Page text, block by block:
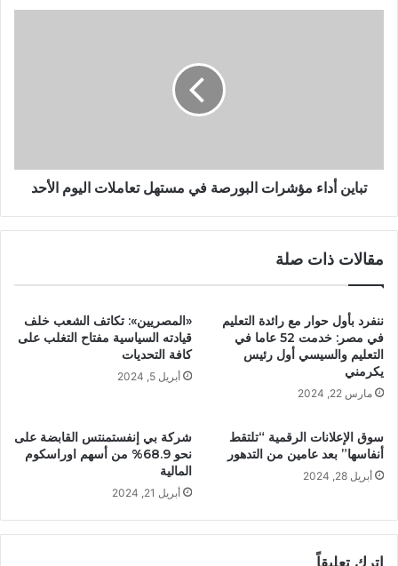
تباين أداء مؤشرات البورصة في مستهل تعاملات اليوم الأحد
مقالات ذات صلة
ننفرد بأول حوار مع رائدة التعليم
في مصر: خدمت 52 عاما في
التعليم والسيسي أول رئيس
يكرمني
مارس 22, 2024
«المصريين»: تكاتف الشعب خلف
قيادته السياسية مفتاح التغلب على
كافة التحديات
أبريل 5, 2024
سوق الإعلانات الرقمية “تلتقط
أنفاسها” بعد عامين من التدهور
أبريل 28, 2024
شركة بي إنفستمنتس القابضة على
نحو 68.9% من أسهم اوراسكوم
المالية
أبريل 21, 2024